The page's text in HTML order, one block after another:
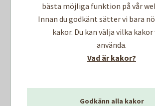
bästa möjliga funktion på vår
Innan du godkänt sätter vi bara
kakor. Du kan välja vilka
använda.
Vad är kakor?
Godkänn alla kakor
Kontaktakundserviceom du
att vi skickar någon av
dig via post. Det går också bra
besöka något av våra
Söker du blankett för din